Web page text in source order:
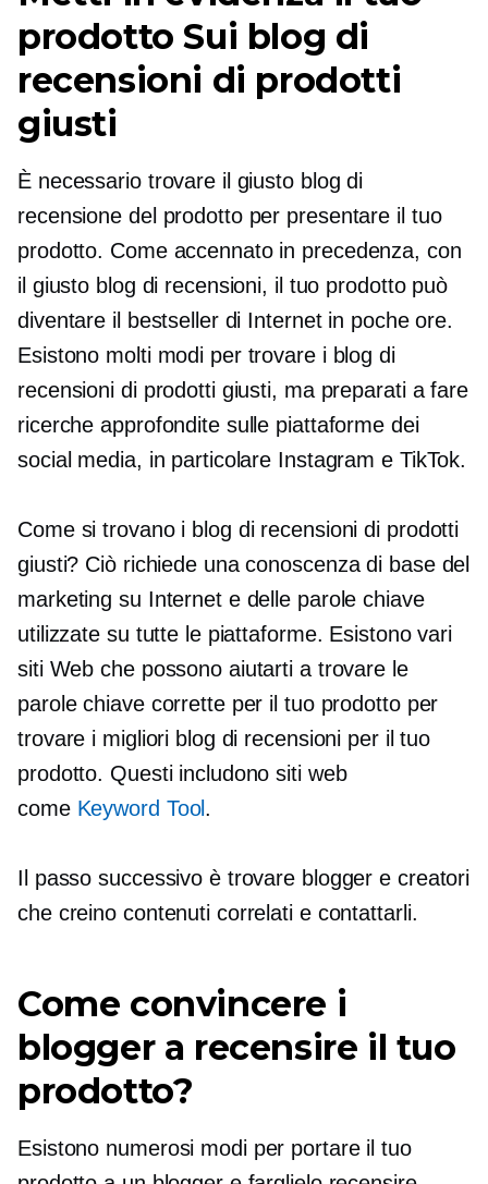
prodotto Sui blog di
recensioni di prodotti
giusti
È necessario trovare il giusto blog di
recensione del prodotto per presentare il tuo
prodotto. Come accennato in precedenza, con
il giusto blog di recensioni, il tuo prodotto può
diventare il bestseller di Internet in poche ore.
Esistono molti modi per trovare i blog di
recensioni di prodotti giusti, ma preparati a fare
ricerche approfondite sulle piattaforme dei
social media, in particolare Instagram e TikTok.
Come si trovano i blog di recensioni di prodotti
giusti? Ciò richiede una conoscenza di base del
marketing su Internet e delle parole chiave
utilizzate su tutte le piattaforme. Esistono vari
siti Web che possono aiutarti a trovare le
parole chiave corrette per il tuo prodotto per
trovare i migliori blog di recensioni per il tuo
prodotto. Questi includono siti web
come Keyword Tool.
Il passo successivo è trovare blogger e creatori
che creino contenuti correlati e contattarli.
Come convincere i
blogger a recensire il tuo
prodotto?
Esistono numerosi modi per portare il tuo